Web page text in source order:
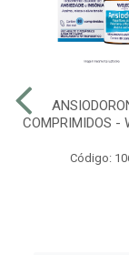
COMPRIMIDOS -
Código: